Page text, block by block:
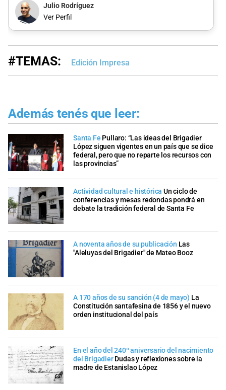
Julio Rodríguez
Ver Perfil
#TEMAS: Edición Impresa
Además tenés que leer:
Santa Fe Pullaro: “Las ideas del Brigadier
López siguen vigentes en un país que se dice
federal, pero que no reparte los recursos con
las provincias”
Actividad cultural e histórica Un ciclo de
conferencias y mesas redondas pondrá en
debate la tradición federal de Santa Fe
A noventa años de su publicación Las
"Aleluyas del Brigadier" de Mateo Booz
A 170 años de su sanción (4 de mayo) La
Constitución santafesina de 1856 y el nuevo
orden institucional del país
En el año del 240º aniversario del nacimiento
del Brigadier Dudas y reflexiones sobre la
madre de Estanislao López